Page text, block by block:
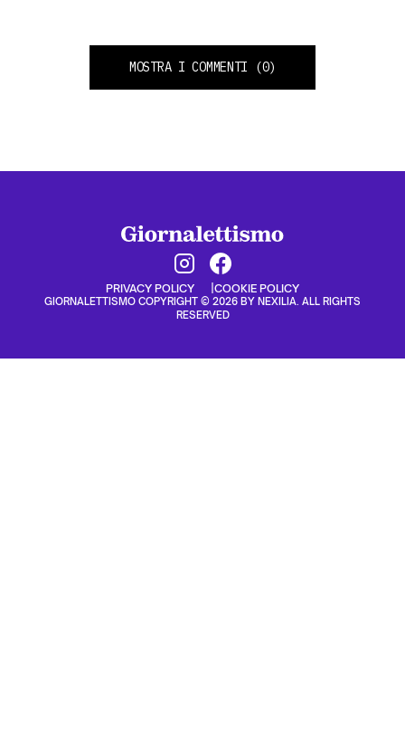
MOSTRA I COMMENTI (0)
PRIVACY POLICY COOKIE POLICY
GIORNALETTISMO COPYRIGHT © 2026 BY NEXILIA. ALL RIGHTS
RESERVED